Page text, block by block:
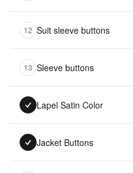
12 Suit sleeve buttons
13 Sleeve buttons
Lapel Satin Color
Jacket Buttons